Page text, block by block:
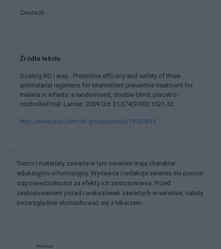
deutsch
Źródła tekstu
Gosling RD i wsp.: Protective efficacy and safety of three
antimalarial regimens for intermittent preventive treatment for
malaria in infants: a randomised, double-blind, placebo-
controlled trial. Lancet. 2009 Oct 31;374(9700):1521-32.
http://www.ncbi.nlm.nih.gov/pubmed/19765815
Treści i materiały zawarte w tym serwisie mają charakter
edukacyjno-informacyjny. Wydawca i redakcja serwisu nie ponosi
odpowiedzialności za efekty ich zastosowania. Przed
zastosowaniem porad i wskazówek zawartych w serwisie, należy
bezwzględnie skonsultować się z lekarzem.
Reklama: